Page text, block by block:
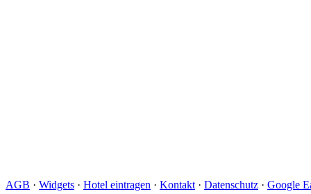
AGB · Widgets · Hotel eintragen · Kontakt · Datenschutz · Google